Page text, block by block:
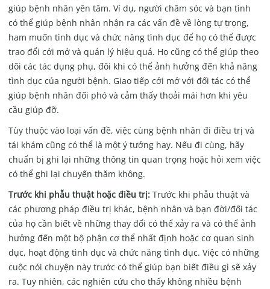
giúp bệnh nhân yên tâm. Ví dụ, người chăm sóc và bạn tình
có thể giúp bệnh nhân nhận ra các vấn đề về lòng tự trọng,
ham muốn tình dục và chức năng tình dục để họ có thể được
trao đổi cởi mở và quản lý hiệu quả. Họ cũng có thể giúp theo
dõi các tác dụng phụ, đôi khi có thể ảnh hưởng đến khả năng
tình dục của người bệnh. Giao tiếp cởi mở với đối tác có thể
giúp bệnh nhân đối phó và cảm thấy thoải mái hơn khi yêu
cầu giúp đỡ.
Tùy thuộc vào loại vấn đề, việc cùng bệnh nhân đi điều trị và
tái khám cũng có thể là một ý tưởng hay. Nếu đi cùng, hãy
chuẩn bị ghi lại những thông tin quan trọng hoặc hỏi xem việc
có thể ghi lại chuyến thăm không.
Trước khi phẫu thuật hoặc điều trị:Trước khi phẫu thuật và
các phương pháp điều trị khác, bệnh nhân và bạn đời/đối tác
của họ cần biết về những thay đổi có thể xảy ra và có thể ảnh
hưởng đến một bộ phận cơ thể nhất định hoặc cơ quan sinh
dục, hoạt động tình dục và chức năng tình dục. Việc có những
cuộc nói chuyện này trước có thể giúp bạn biết điều gì sẽ xảy
ra. Tuy nhiên, các nghiên cứu cho thấy không nhiều bệnh